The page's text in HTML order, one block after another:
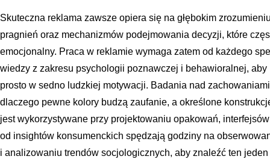
Skuteczna reklama zawsze opiera się na głębokim
pragnień oraz mechanizmów podejmowania decyzji, które
emocjonalny. Praca w reklamie wymaga zatem od każdego
wiedzy z zakresu psychologii poznawczej i behawioralnej,
prosto w sedno ludzkiej motywacji. Badania nad
dlaczego pewne kolory budzą zaufanie, a określone
jest wykorzystywane przy projektowaniu opakowań,
od insightów konsumenckich spędzają godziny na
i analizowaniu trendów socjologicznych, aby znaleźć ten jeden